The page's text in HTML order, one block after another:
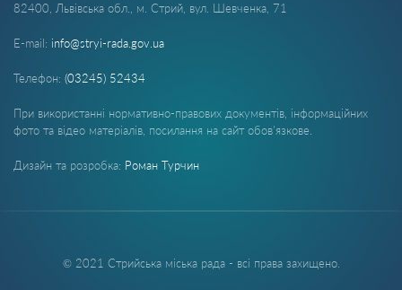
82400, Львівська обл., м. Стрий, вул. Шевченка, 71
E-mail: info@stryi-rada.gov.ua
Телефон: (03245) 52434
При використанні нормативно-правових документів, інформаційних
фото та відео матеріалів, посилання на сайт обов'язкове.
Дизайн та розробка: Роман Турчин
© 2021 Стрийська міська рада - всі права захищено.